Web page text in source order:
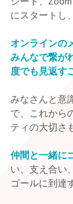
にスタートし
オンラインの
みんなで繋が
度でも見返す
みなさんと意
で、これから
ティの大切さ
仲間と一緒に
い、支え合い
ゴールに到達